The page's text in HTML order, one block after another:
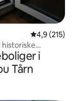
4,9 ud af 5 i
4,9 (215)
historiske
i
Tårn